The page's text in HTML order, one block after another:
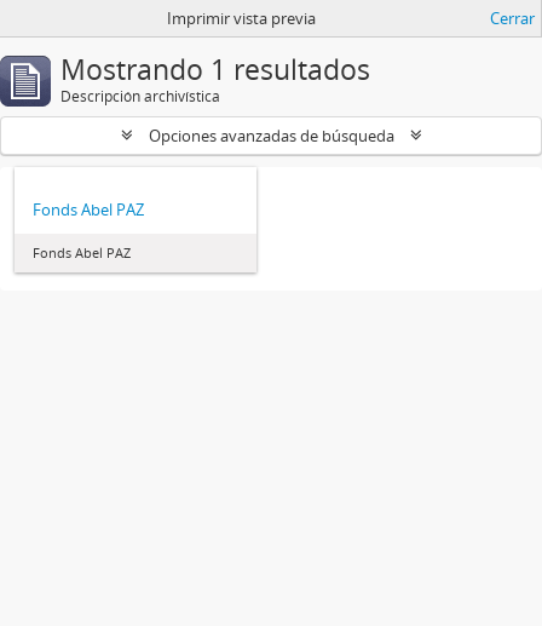
Imprimir vista previa Cerrar
Mostrando 1 resultados
Descripción archivística
Opciones avanzadas de búsqueda
Fonds Abel PAZ
Fonds Abel PAZ